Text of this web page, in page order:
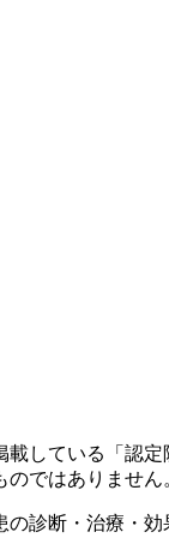
している「認
ではありません
診断・治療・